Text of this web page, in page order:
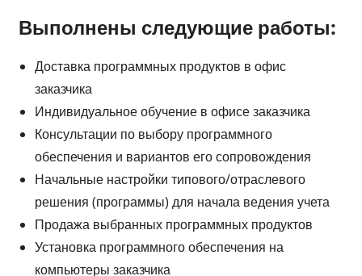
Выполнены следующие работы:
Доставка программных продуктов в офис
заказчика
Индивидуальное обучение в офисе заказчика
Консультации по выбору программного
обеспечения и вариантов его сопровождения
Начальные настройки типового/отраслевого
решения (программы) для начала ведения учета
Продажа выбранных программных продуктов
Установка программного обеспечения на
компьютеры заказчика